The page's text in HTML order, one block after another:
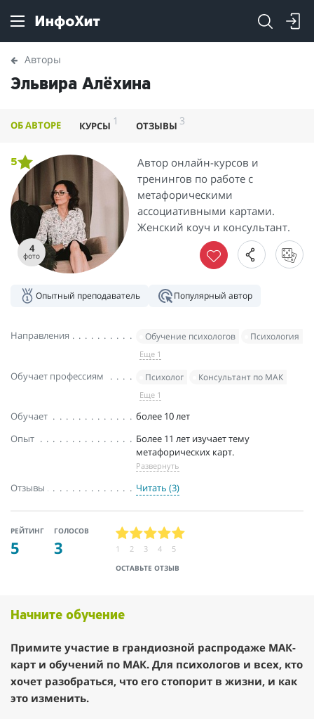
Авторы
Эльвира Алёхина
ОБ АВТОРЕ КУРСЫ 1 ОТЗЫВЫ 3
4
фото
5
Автор онлайн-курсов и
тренингов по работе с
метафорическими
ассоциативными картами.
Женский коуч и консультант.
Опытный преподаватель Популярный автор
Направления Обучение психологов
Психология
Еще 1
Обучает профессиям Психолог
Консультант по МАК
Еще 1
Обучает
более 10 лет
Опыт
Более 11 лет изучает тему
метафорических карт.
Развернуть
Отзывы Читать (3)
РЕЙТИНГ
5
ГОЛОСОВ
3
ОСТАВЬТЕ ОТЗЫВ
1 2 3 4 5
Начните обучение
Примите участие в грандиозной распродаже МАК-
карт и обучений по МАК. Для психологов и всех, кто
хочет разобраться, что его стопорит в жизни, и как
это изменить.